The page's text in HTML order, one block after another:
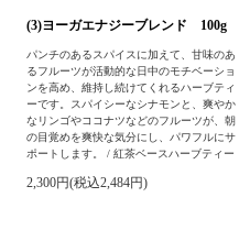
(3)ヨーガエナジーブレンド 100g
パンチのあるスパイスに加えて、甘味のあ
るフルーツが活動的な日中のモチベーショ
ンを高め、維持し続けてくれるハーブティ
ーです。スパイシーなシナモンと、爽やか
なリンゴやココナツなどのフルーツが、朝
の目覚めを爽快な気分にし、パワフルにサ
ポートします。 / 紅茶ベースハーブティー
2,300円(税込2,484円)